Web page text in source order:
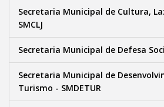
Secretaria Municipal de Cultura,
SMCLJ
Secretaria Municipal de Defesa
Secretaria Municipal de
Turismo - SMDETUR